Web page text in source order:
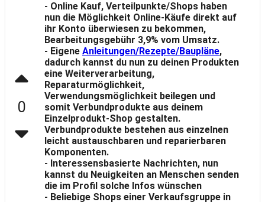
0
- Online Kauf, Verteilpunkte/Shops haben
nun die Möglichkeit Online-Käufe direkt auf
ihr Konto überwiesen zu bekommen,
Bearbeitungsgebühr 3,9% vom Umsatz.
- Eigene Anleitungen/Rezepte/Baupläne,
dadurch kannst du nun zu deinen Produkten
eine Weiterverarbeitung,
Reparaturmöglichkeit,
Verwendungsmöglichkeit beilegen und
somit Verbundprodukte aus deinem
Einzelprodukt-Shop gestalten.
Verbundprodukte bestehen aus einzelnen
leicht austauschbaren und reparierbaren
Komponenten.
- Interessensbasierte Nachrichten, nun
kannst du Neuigkeiten an Menschen senden
die im Profil solche Infos wünschen
- Beliebige Shops einer Verkaufsgruppe in